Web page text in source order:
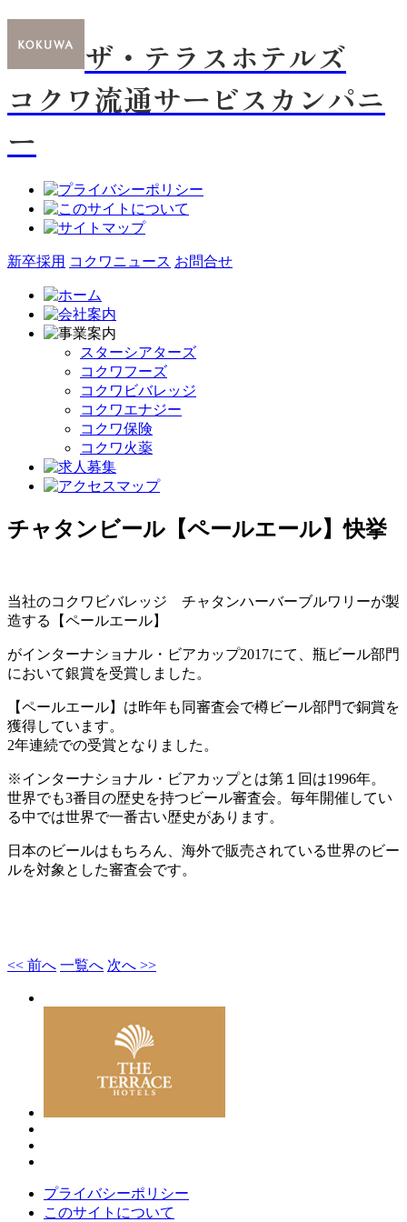
ザ・テラスホテルズ
コクワ流通サービスカンパニ
ー
新卒採用 コクワニュース お問合せ
スターシアターズ
コクワフーズ
コクワビバレッジ
コクワエナジー
コクワ保険
コクワ火薬
チャタンビール【ペールエール】快挙
当社のコクワビバレッジ チャタンハーバーブルワリーが製
造する【ペールエール】
がインターナショナル・ビアカップ2017にて、瓶ビール部門
において銀賞を受賞しました。
【ペールエール】は昨年も同審査会で樽ビール部門で銅賞を
獲得しています。
2年連続での受賞となりました。
※インターナショナル・ビアカップとは第１回は1996年。
世界でも3番目の歴史を持つビール審査会。毎年開催してい
る中では世界で一番古い歴史があります。
日本のビールはもちろん、海外で販売されている世界のビー
ルを対象とした審査会です。
<< 前へ 一覧へ 次へ >>
プライバシーポリシー
このサイトについて